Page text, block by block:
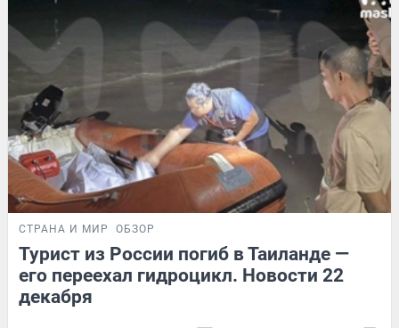
СТРАНА И МИР ОБЗОР
Турист из России погиб в Таиланде —
его переехал гидроцикл. Новости 22
декабря